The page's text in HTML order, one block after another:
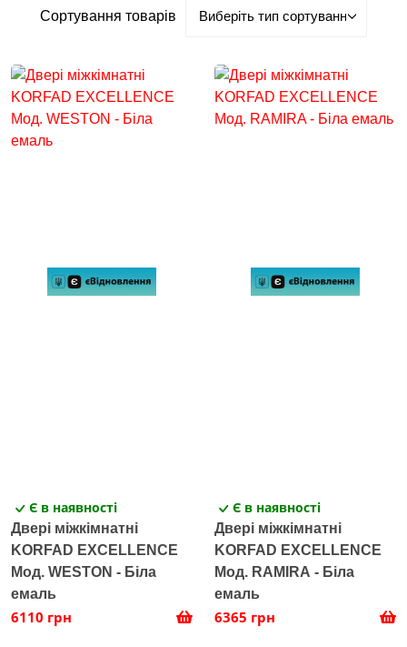
Сортування товарів
Є в наявності
Двері міжкімнатні
KORFAD EXCELLENCE
Мод. WESTON - Біла
емаль
6110 грн
Є в наявності
Двері міжкімнатні
KORFAD EXCELLENCE
Мод. RAMIRA - Біла
емаль
6365 грн